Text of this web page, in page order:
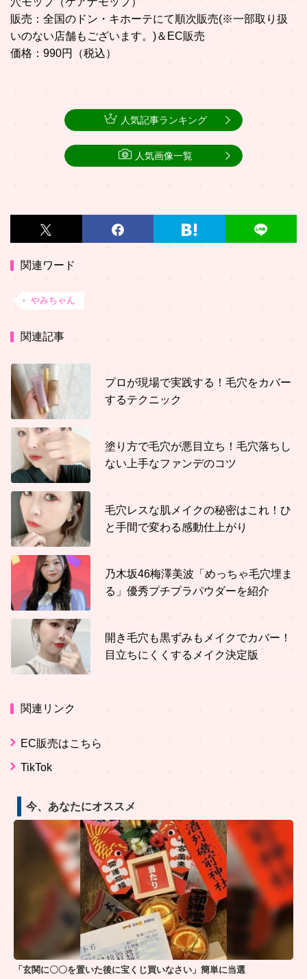
販売：全国のドン・キホーテにて順次販売(※一部取り扱
いのない店舗もございます。)＆EC販売
価格：990円（税込）
関連ワード
やみちゃん
関連記事
プロが現場で実践する！毛穴をカバー
するテクニック
塗り方で毛穴が悪目立ち！毛穴落ちし
ない上手なファンデのコツ
毛穴レスな肌メイクの秘密はこれ！ひ
と手間で変わる感動仕上がり
乃木坂46梅澤美波「めっちゃ毛穴埋ま
る」優秀プチプラパウダーを紹介
開き毛穴も黒ずみもメイクでカバー！
目立ちにくくするメイク決定版
関連リンク
EC販売はこちら
TikTok
人気記事ランキング
人気画像一覧
今、あなたにオススメ
「玄関に〇〇を置いた後に宝くじ買いなさい」簡単に当選